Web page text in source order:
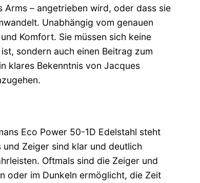
Arms – angetrieben wird, oder dass sie
Unabhängig vom genauen
Komfort. Sie müssen sich keine
sondern auch einen Beitrag zum
klares Bekenntnis von Jacques
Eco Power 50-1D Edelstahl steht
Zeiger sind klar und deutlich
Oftmals sind die Zeiger und
oder im Dunkeln ermöglicht, die Zeit